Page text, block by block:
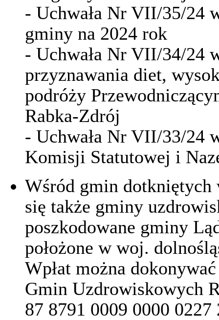
- Uchwała Nr VII/35/24
gminy na 2024 rok
- Uchwała Nr VII/34/24
przyznawania diet,
podróży
Rabka-Zdrój
- Uchwała Nr VII/33/24
Komisji Statutowej i
Wśród gmin dotkniętych
się także gminy
poszkodowane gminy
położone w woj.
Wpłat można
Gmin Uzdrowiskowych
87 8791 0009 0000 0227